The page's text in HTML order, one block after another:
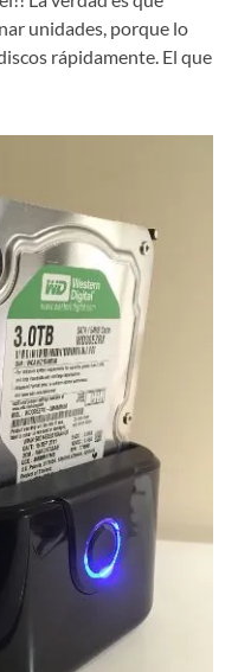
unidades, porque lo
rápidamente. El que